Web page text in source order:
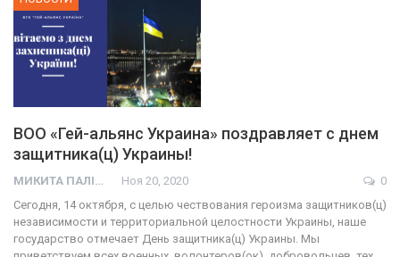
ВОО «Гей-альянс Украина» поздравляет с днем
защитника(ц) Украины!
МИКИТА ПАЛІЙ Ноя 20, 2020
0
Сегодня, 14 октября, с целью чествования героизма защитников(ц)
независимости и территориальной целостности Украины, наше
государство отмечает День защитника(ц) Украины. Мы